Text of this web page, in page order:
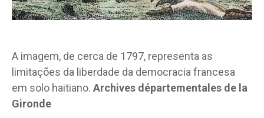
A imagem, de cerca de 1797, representa as
limitações da liberdade da democracia francesa
em solo haitiano. Archives départementales de la
Gironde